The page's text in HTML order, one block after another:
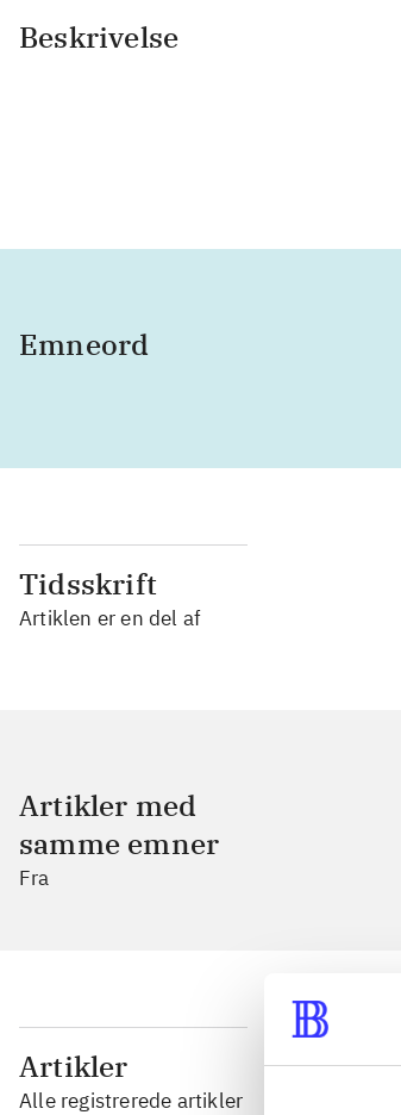
Beskrivelse
Emneord
Tidsskrift
Artiklen er en del af
Artikler med
samme emner
Fra
Artikler
Alle registrerede artikler